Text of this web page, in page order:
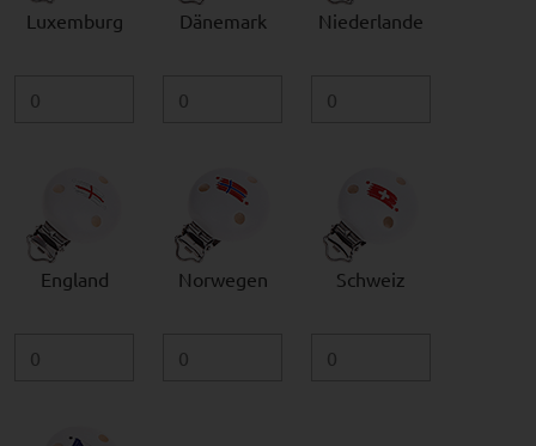
Luxemburg Dänemark Niederlande
England Norwegen Schweiz